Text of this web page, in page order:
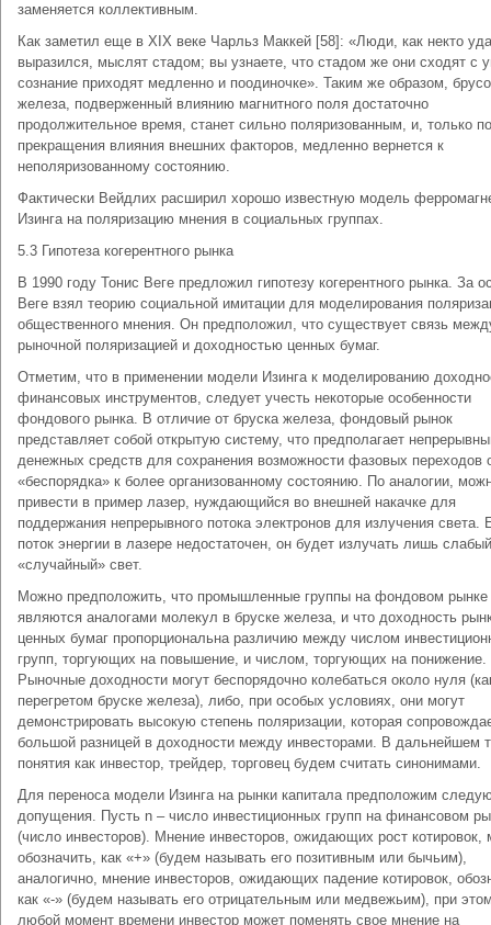
заменяется коллективным.
Как заметил еще в XIX веке Чарльз Маккей [58]: «Люди, как некто
выразился, мыслят стадом; вы узнаете, что стадом же они сходят с
сознание приходят медленно и поодиночке». Таким же образом,
железа, подверженный влиянию магнитного поля достаточно
продолжительное время, станет сильно поляризованным, и, только
прекращения влияния внешних факторов, медленно вернется к
неполяризованному состоянию.
Фактически Вейдлих расширил хорошо известную модель
Изинга на поляризацию мнения в социальных группах.
5.3 Гипотеза когерентного рынка
В 1990 году Тонис Веге предложил гипотезу когерентного рынка. За
Веге взял теорию социальной имитации для моделирования
общественного мнения. Он предположил, что существует связь
рыночной поляризацией и доходностью ценных бумаг.
Отметим, что в применении модели Изинга к моделированию
финансовых инструментов, следует учесть некоторые особенности
фондового рынка. В отличие от бруска железа, фондовый рынок
представляет собой открытую систему, что предполагает
денежных средств для сохранения возможности фазовых переходов
«беспорядка» к более организованному состоянию. По аналогии,
привести в пример лазер, нуждающийся во внешней накачке для
поддержания непрерывного потока электронов для излучения света.
поток энергии в лазере недостаточен, он будет излучать лишь
«случайный» свет.
Можно предположить, что промышленные группы на фондовом рынке
являются аналогами молекул в бруске железа, и что доходность
ценных бумаг пропорциональна различию между числом
групп, торгующих на повышение, и числом, торгующих на понижение.
Рыночные доходности могут беспорядочно колебаться около нуля
перегретом бруске железа), либо, при особых условиях, они могут
демонстрировать высокую степень поляризации, которая
большой разницей в доходности между инвесторами. В дальнейшем
понятия как инвестор, трейдер, торговец будем считать синонимами.
Для переноса модели Изинга на рынки капитала предположим
допущения. Пусть n – число инвестиционных групп на финансовом
(число инвесторов). Мнение инвесторов, ожидающих рост котировок,
обозначить, как «+» (будем называть его позитивным или бычьим),
аналогично, мнение инвесторов, ожидающих падение котировок,
как «-» (будем называть его отрицательным или медвежьим), при
любой момент времени инвестор может поменять свое мнение на